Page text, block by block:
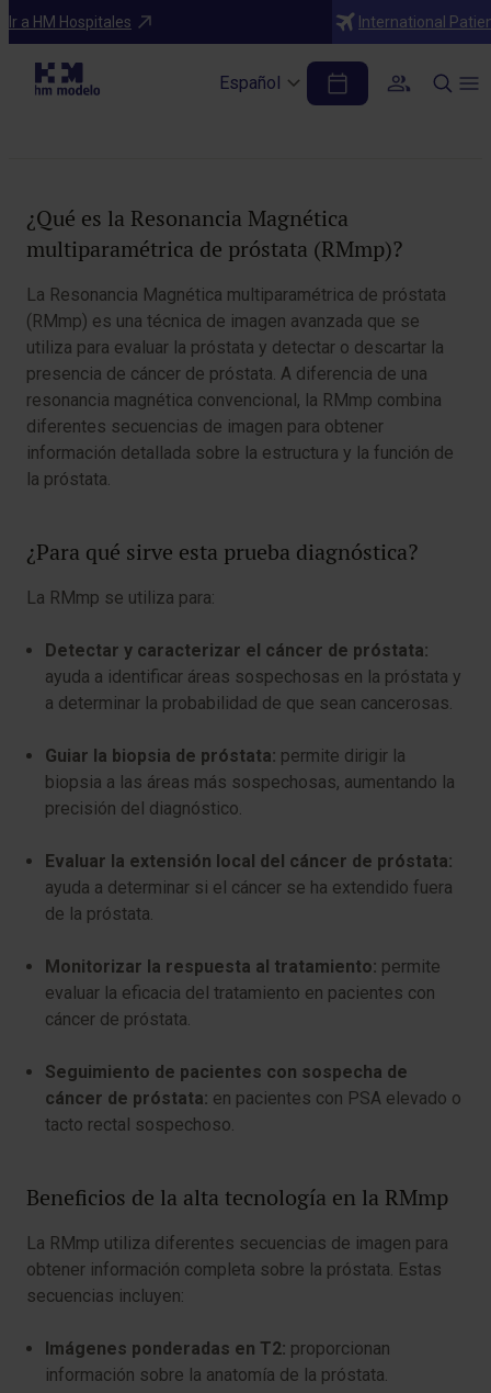
Ir a HM Hospitales International
Español
Diagnósticos
Resonancia Magnética Multiparamétrica
de Próstata (RMmp)
¿Qué es la Resonancia Magnética
multiparamétrica de próstata (RMmp)?
La Resonancia Magnética multiparamétrica de próstata
(RMmp) es una técnica de imagen avanzada que se
utiliza para evaluar la próstata y detectar o descartar la
presencia de cáncer de próstata. A diferencia de una
resonancia magnética convencional, la RMmp combina
diferentes secuencias de imagen para obtener
información detallada sobre la estructura y la función de
la próstata.
¿Para qué sirve esta prueba diagnóstica?
La RMmp se utiliza para:
Detectar y caracterizar el cáncer de próstata:
ayuda a identificar áreas sospechosas en la próstata y
a determinar la probabilidad de que sean cancerosas.
Guiar la biopsia de próstata: permite dirigir la
biopsia a las áreas más sospechosas, aumentando la
precisión del diagnóstico.
Evaluar la extensión local del cáncer de próstata:
ayuda a determinar si el cáncer se ha extendido fuera
de la próstata.
Monitorizar la respuesta al tratamiento: permite
evaluar la eficacia del tratamiento en pacientes con
cáncer de próstata.
Seguimiento de pacientes con sospecha de
cáncer de próstata: en pacientes con PSA elevado o
tacto rectal sospechoso.
Beneficios de la alta tecnología en la RMmp
La RMmp utiliza diferentes secuencias de imagen para
obtener información completa sobre la próstata. Estas
secuencias incluyen:
Imágenes ponderadas en T2: proporcionan
información sobre la anatomía de la próstata.